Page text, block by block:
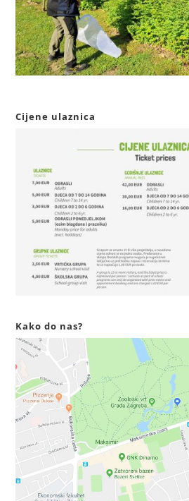
Cijene ulaznica
Kako do nas?